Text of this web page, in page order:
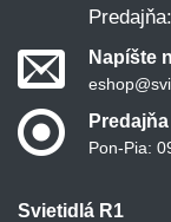
Svietidlá R1
Predajňa:
Napíšte
Predajňa
Pon-Pia: